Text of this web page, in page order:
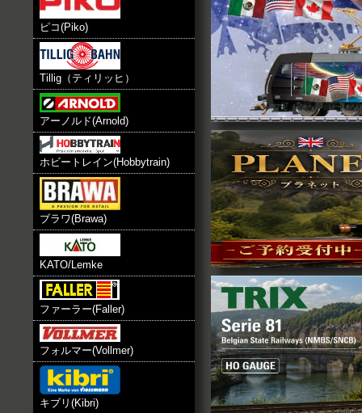
ピコ(Piko)
Tillig（ティリッヒ）
アーノルド(Arnold)
ホビートレイン(Hobbytrain)
ブラワ(Brawa)
KATO/Lemke
ファーラー(Faller)
フォルマー(Vollmer)
キブリ(Kibri)
2020.12.4
Hobbytrain N Railjet 入荷致しま
2020.12.1
Vollmer N 近日入荷致します。
2020.11.7
Hobbytrain N Railjet 近日入荷致
Marklin オリエントエクスプレス
2020.7.17
楽天Payオンライン決済
ました。
2020.6.3
Bachmann Branchline(バックマ
ン)のカテゴリー追加致しました。
2019.12.27
年末年始の間もご注文受け付けて
配送業務致します。
2018.9.26
ご注文を通常のEメール、FAX か
ます。
2018.9.16
Jouef,BEMOカテゴリーに追加い
2017.4.14
Arnold社 ラインゴールド客車 入
2017.3.23
LS models N City Night Line 入
2017.3.9
新規会員登録のお客様へ2000pt贈
2016.9.1
marklin デジタルコントローラー
2016.5.30